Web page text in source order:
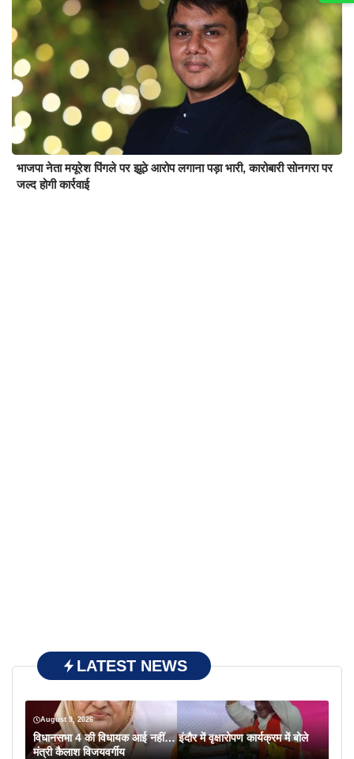
भाजपा नेता मयूरेश पिंगले पर झूठे आरोप लगाना पड़ा भारी, कारोबारी सोनगरा पर
जल्द होगी कार्रवाई
LATEST NEWS
August 9, 2026
विधानसभा 4 की विधायक आई नहीं… इंदौर में वृक्षारोपण कार्यक्रम में बोले
मंत्री कैलाश विजयवर्गीय